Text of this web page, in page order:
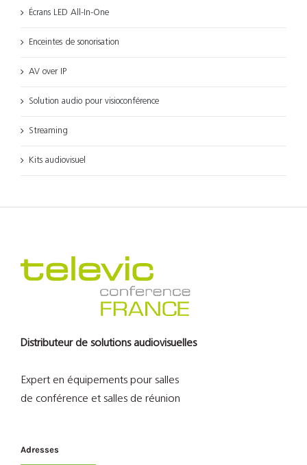
Écrans LED All-In-One
Enceintes de sonorisation
AV over IP
Solution audio pour visioconférence
Streaming
Kits audiovisuel
Distributeur de solutions audiovisuelles
Expert en équipements pour salles
de conférence et salles de réunion
Adresses